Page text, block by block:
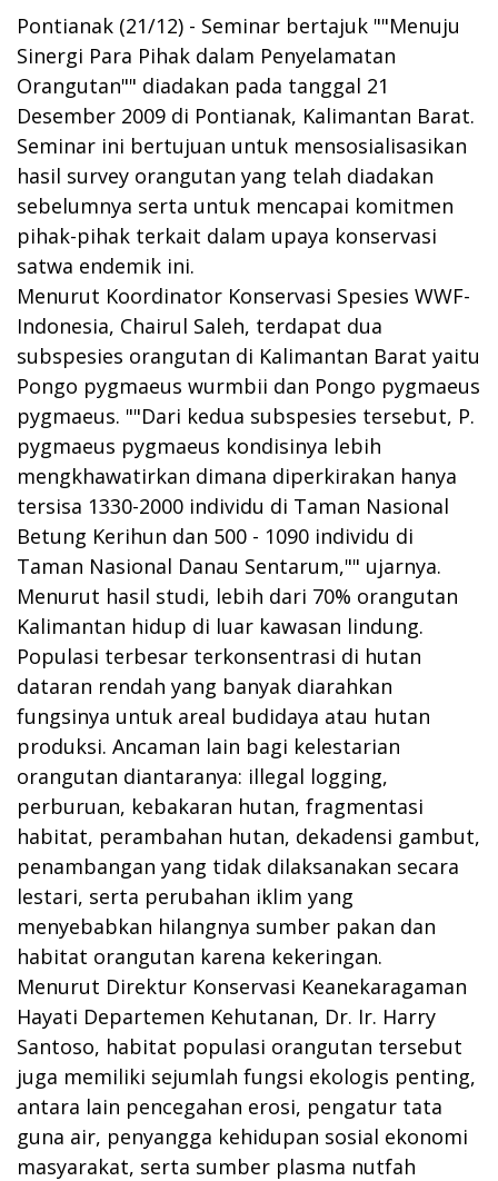
Pontianak (21/12) - Seminar bertajuk ""Menuju
Sinergi Para Pihak dalam Penyelamatan
Orangutan"" diadakan pada tanggal 21
Desember 2009 di Pontianak, Kalimantan Barat.
Seminar ini bertujuan untuk mensosialisasikan
hasil survey orangutan yang telah diadakan
sebelumnya serta untuk mencapai komitmen
pihak-pihak terkait dalam upaya konservasi
satwa endemik ini.
Menurut Koordinator Konservasi Spesies WWF-
Indonesia, Chairul Saleh, terdapat dua
subspesies orangutan di Kalimantan Barat yaitu
Pongo pygmaeus wurmbii dan Pongo pygmaeus
pygmaeus. ""Dari kedua subspesies tersebut, P.
pygmaeus pygmaeus kondisinya lebih
mengkhawatirkan dimana diperkirakan hanya
tersisa 1330-2000 individu di Taman Nasional
Betung Kerihun dan 500 - 1090 individu di
Taman Nasional Danau Sentarum,"" ujarnya.
Menurut hasil studi, lebih dari 70% orangutan
Kalimantan hidup di luar kawasan lindung.
Populasi terbesar terkonsentrasi di hutan
dataran rendah yang banyak diarahkan
fungsinya untuk areal budidaya atau hutan
produksi. Ancaman lain bagi kelestarian
orangutan diantaranya: illegal logging,
perburuan, kebakaran hutan, fragmentasi
habitat, perambahan hutan, dekadensi gambut,
penambangan yang tidak dilaksanakan secara
lestari, serta perubahan iklim yang
menyebabkan hilangnya sumber pakan dan
habitat orangutan karena kekeringan.
Menurut Direktur Konservasi Keanekaragaman
Hayati Departemen Kehutanan, Dr. Ir. Harry
Santoso, habitat populasi orangutan tersebut
juga memiliki sejumlah fungsi ekologis penting,
antara lain pencegahan erosi, pengatur tata
guna air, penyangga kehidupan sosial ekonomi
masyarakat, serta sumber plasma nutfah